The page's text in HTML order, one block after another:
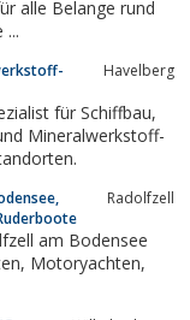
alle Belange rund
Havelberg
für Schiffbau,
Radolfzell